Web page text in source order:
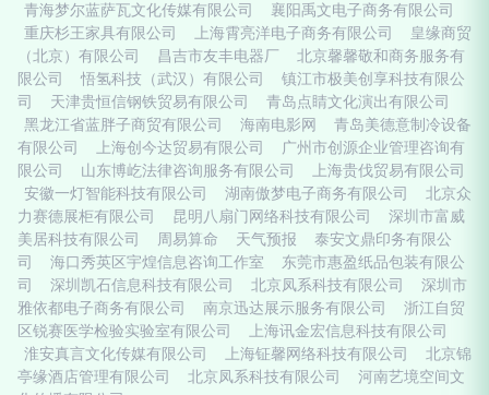
青海梦尔蓝萨瓦文化传媒有限公司
襄阳禹文电子商务有限公司
重庆杉王家具有限公司
上海霄亮洋电子商务有限公司
皇缘商贸
（北京）有限公司
昌吉市友丰电器厂
北京馨馨敬和商务服务有
限公司
悟氢科技（武汉）有限公司
镇江市极美创享科技有限公
司
天津贵恒信钢铁贸易有限公司
青岛点睛文化演出有限公司
黑龙江省蓝胖子商贸有限公司
海南电影网
青岛美德意制冷设备
有限公司
上海创今达贸易有限公司
广州市创源企业管理咨询有
限公司
山东博屹法律咨询服务有限公司
上海贵伐贸易有限公司
安徽一灯智能科技有限公司
湖南傲梦电子商务有限公司
北京众
力赛德展柜有限公司
昆明八扇门网络科技有限公司
深圳市富威
美居科技有限公司
周易算命 天气预报
泰安文鼎印务有限公
司
海口秀英区宇煌信息咨询工作室
东莞市惠盈纸品包装有限公
司
深圳凯石信息科技有限公司 北京凤系科技有限公司
深圳市
雅依都电子商务有限公司
南京迅达展示服务有限公司
浙江自贸
区锐赛医学检验实验室有限公司
上海讯金宏信息科技有限公司
淮安真言文化传媒有限公司
上海钲馨网络科技有限公司
北京锦
亭缘酒店管理有限公司
北京凤系科技有限公司
河南艺境空间文